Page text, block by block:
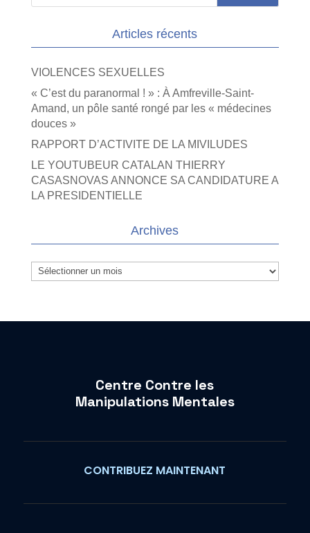
Articles récents
VIOLENCES SEXUELLES
« C’est du paranormal ! » : À Amfreville-Saint-
Amand, un pôle santé rongé par les « médecines
douces »
RAPPORT D’ACTIVITE DE LA MIVILUDES
LE YOUTUBEUR CATALAN THIERRY
CASASNOVAS ANNONCE SA CANDIDATURE A
LA PRESIDENTIELLE
Archives
Archives
Centre Contre les
Manipulations Mentales
CONTRIBUEZ MAINTENANT